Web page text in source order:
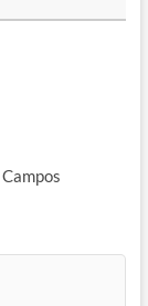
Campos